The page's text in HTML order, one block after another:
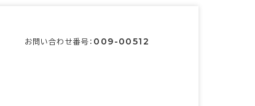
お問い合わせ番号： 009-00512